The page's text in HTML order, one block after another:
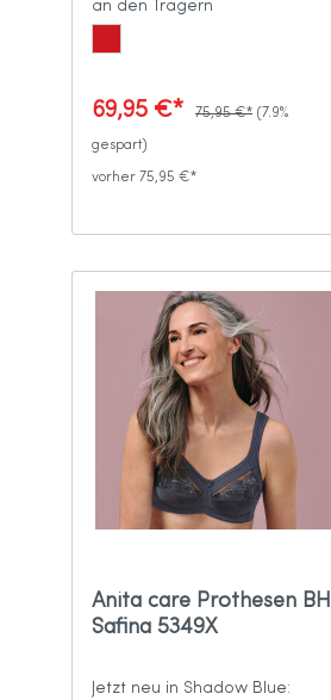
an den Trägern
69,95 €* 75,95 €* (7.9%
gespart)
vorher 75,95 €*
Anita care Prothesen BH
Safina 5349X
Jetzt neu in Shadow Blue: